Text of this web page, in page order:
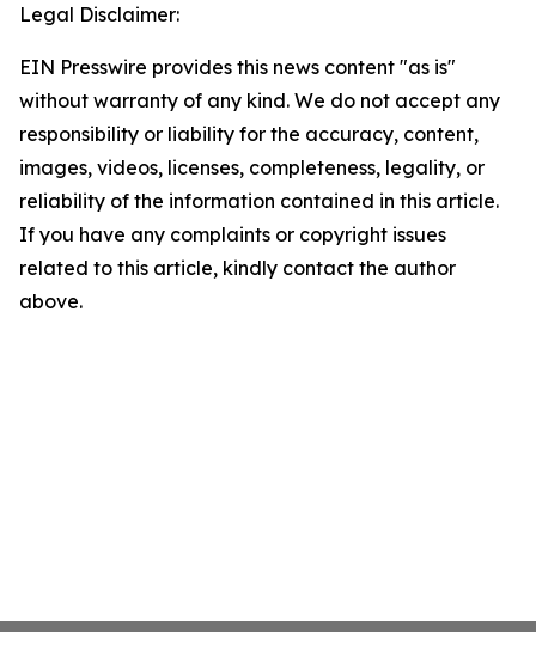
Legal Disclaimer:
EIN Presswire provides this news content "as is"
without warranty of any kind. We do not accept any
responsibility or liability for the accuracy, content,
images, videos, licenses, completeness, legality, or
reliability of the information contained in this article.
If you have any complaints or copyright issues
related to this article, kindly contact the author
above.